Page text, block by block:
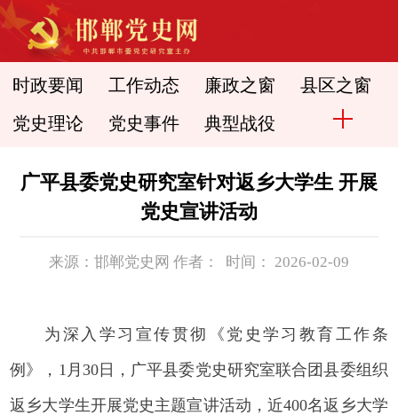
时政要闻 工作动态 廉政之窗 县区之窗
党史理论 党史事件 典型战役
广平县委党史研究室针对返乡大学生 开展
党史宣讲活动
来源：邯郸党史网 作者： 时间： 2026-02-09
为深入学习宣传贯彻《党史学习教育工作条
例》，1月30日，广平县委党史研究室联合团县委组织
返乡大学生开展党史主题宣讲活动，近400名返乡大学